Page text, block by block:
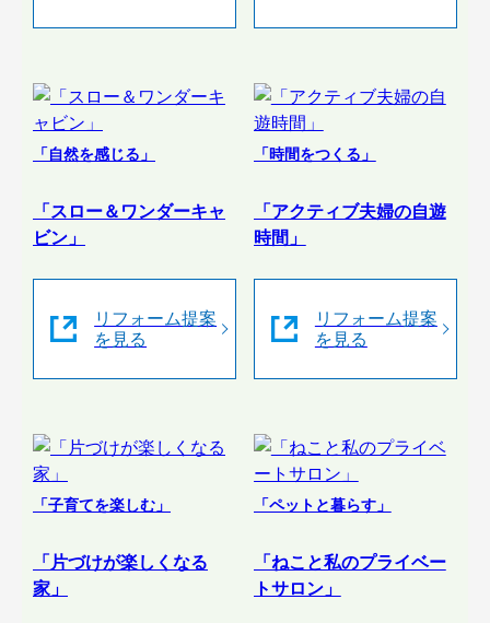
「自然を感じる」
「スロー＆ワンダーキャ
ビン」
リフォーム提案
を見る
「時間をつくる」
「アクティブ夫婦の自遊
時間」
リフォーム提案
を見る
「子育てを楽しむ」
「片づけが楽しくなる
家」
「ペットと暮らす」
「ねこと私のプライベー
トサロン」